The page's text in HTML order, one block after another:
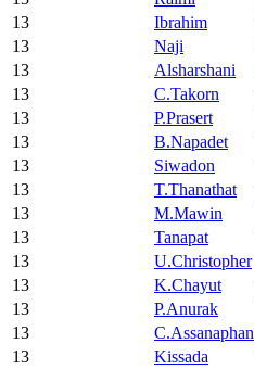
13
Ibrahim
13
Naji
13
Alsharshani
13
C.Takorn
13
P.Prasert
13
B.Napadet
13
Siwadon
13
T.Thanathat
13
M.Mawin
13
Tanapat
13
U.Christopher
13
K.Chayut
13
P.Anurak
13
C.Assanaphan
13
Kissada